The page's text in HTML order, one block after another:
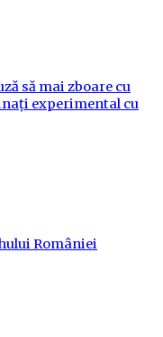
să mai zboare cu
experimental cu
României